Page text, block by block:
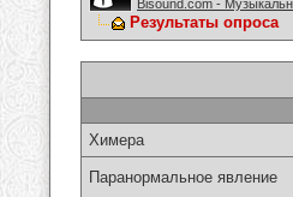
Bisound.com -
Результаты опроса
Химера
Паранормальное явление